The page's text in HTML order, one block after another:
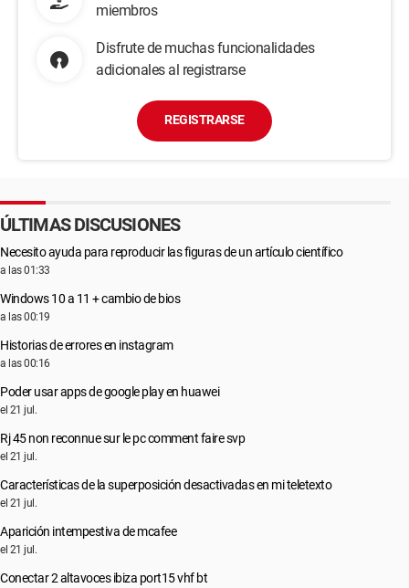
miembros
Disfrute de muchas funcionalidades
adicionales al registrarse
REGISTRARSE
ÚLTIMAS DISCUSIONES
Necesito ayuda para reproducir las figuras de un artículo científico
a las 01:33
Windows 10 a 11 + cambio de bios
a las 00:19
Historias de errores en instagram
a las 00:16
Poder usar apps de google play en huawei
el 21 jul.
Rj 45 non reconnue sur le pc comment faire svp
el 21 jul.
Características de la superposición desactivadas en mi teletexto
el 21 jul.
Aparición intempestiva de mcafee
el 21 jul.
Conectar 2 altavoces ibiza port15 vhf bt